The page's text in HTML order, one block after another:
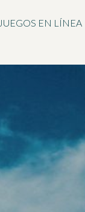
JUEGOS EN LÍNEA